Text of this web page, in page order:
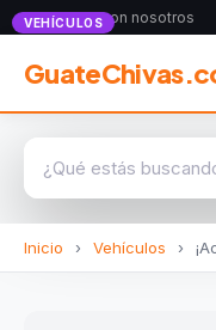
Anunciate con nosotros
Inicio › Vehículos ›
VEHÍCULOS